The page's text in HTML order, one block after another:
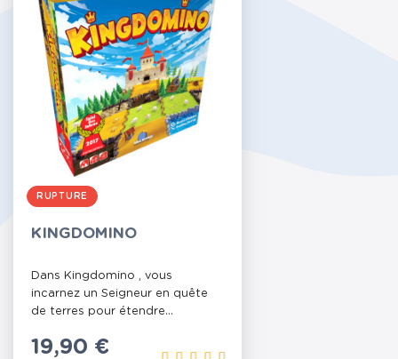
RUPTURE
KINGDOMINO
Dans Kingdomino , vous
incarnez un Seigneur en quête
de terres pour étendre...
Prix
19,90 €